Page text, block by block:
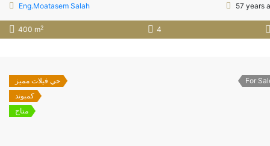
Eng.Moatasem Salah
57 years
400 m2 4
حي فيلات مميز
كمبوند
متاح
For